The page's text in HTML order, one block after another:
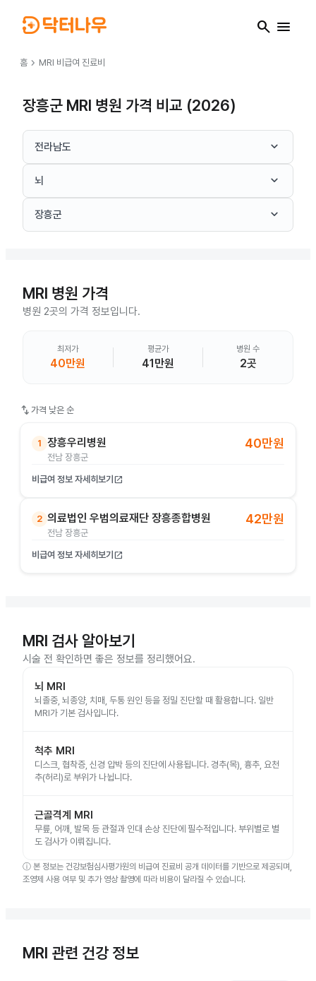
search menu
홈 chevron_right MRI 비급여 진료비
장흥군 MRI 병원 가격 비교 (2026)
전라남도 keyboard_arrow_down
뇌 keyboard_arrow_down
장흥군 keyboard_arrow_down
MRI 병원 가격
병원 2곳의 가격 정보입니다.
최저가
40만원
평균가
41만원
병원 수
2곳
swap_vert 가격 낮은 순
1 장흥우리병원
전남 장흥군
40만원
비급여 정보 자세히보기 open_in_new
2 의료법인 우범의료재단 장흥종합병원
전남 장흥군
42만원
비급여 정보 자세히보기 open_in_new
MRI 검사 알아보기
시술 전 확인하면 좋은 정보를 정리했어요.
뇌 MRI
뇌졸중, 뇌종양, 치매, 두통 원인 등을 정밀 진단할 때 활용합니다. 일반
MRI가 기본 검사입니다.
척추 MRI
디스크, 협착증, 신경 압박 등의 진단에 사용됩니다. 경추(목), 흉추, 요천
추(허리)로 부위가 나뉩니다.
근골격계 MRI
무릎, 어깨, 발목 등 관절과 인대 손상 진단에 필수적입니다. 부위별로 별
도 검사가 이뤄집니다.
ⓘ 본 정보는 건강보험심사평가원의 비급여 진료비 공개 데이터를 기반으로 제공되며,
조영제 사용 여부 및 추가 영상 촬영에 따라 비용이 달라질 수 있습니다.
MRI 관련 건강 정보